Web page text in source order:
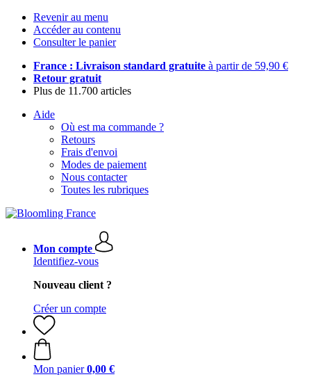
Revenir au menu
Accéder au contenu
Consulter le panier
France : Livraison standard gratuite à partir de 59,90 €
Retour gratuit
Plus de 11.700 articles
Aide
Où est ma commande ?
Retours
Frais d'envoi
Modes de paiement
Nous contacter
Toutes les rubriques
Mon compte
Identifiez-vous
Nouveau client ?
Créer un compte
Mon panier 0,00 €